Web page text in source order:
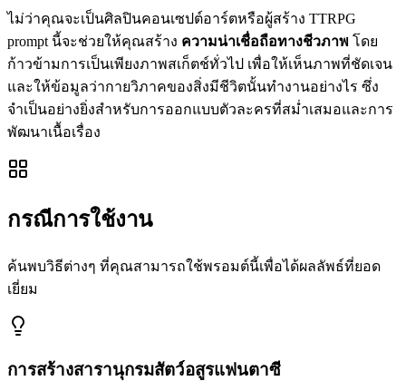
ไม่ว่าคุณจะเป็นศิลปินคอนเซปต์อาร์ตหรือผู้สร้าง TTRPG
prompt นี้จะช่วยให้คุณสร้าง ความน่าเชื่อถือทางชีวภาพ โดย
ก้าวข้ามการเป็นเพียงภาพสเก็ตช์ทั่วไป เพื่อให้เห็นภาพที่ชัดเจน
และให้ข้อมูลว่ากายวิภาคของสิ่งมีชีวิตนั้นทำงานอย่างไร ซึ่ง
จำเป็นอย่างยิ่งสำหรับการออกแบบตัวละครที่สม่ำเสมอและการ
พัฒนาเนื้อเรื่อง
กรณีการใช้งาน
ค้นพบวิธีต่างๆ ที่คุณสามารถใช้พรอมต์นี้เพื่อได้ผลลัพธ์ที่ยอด
เยี่ยม
การสร้างสารานุกรมสัตว์อสูรแฟนตาซี